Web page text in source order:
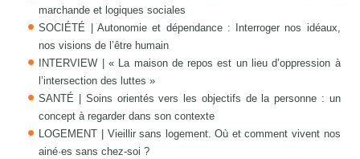
marchande et logiques sociales
SOCIÉTÉ | Autonomie et dépendance : Interroger nos idéaux,
nos visions de l’être humain
INTERVIEW | « La maison de repos est un lieu d’oppression à
l’intersection des luttes »
SANTÉ | Soins orientés vers les objectifs de la personne : un
concept à regarder dans son contexte
LOGEMENT | Vieillir sans logement. Où et comment vivent nos
ainé·es sans chez-soi ?